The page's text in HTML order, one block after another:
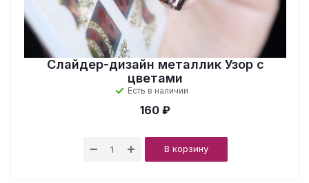
Слайдер-дизайн металлик Узор с
цветами
Есть в наличии
160 ₽
В корзину